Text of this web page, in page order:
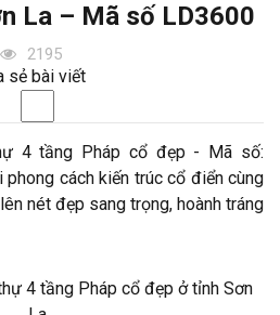
La – Mã số LD3600
2195
sẻ bài viết
4 tầng Pháp cổ đẹp - Mã số:
cách kiến trúc cổ điển cùng
nét đẹp sang trọng, hoành tráng